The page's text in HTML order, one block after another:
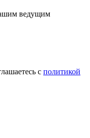
ведущим
с политикой